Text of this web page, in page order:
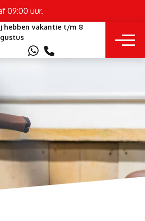
09:00 uur.
hebben vakantie t/m 8